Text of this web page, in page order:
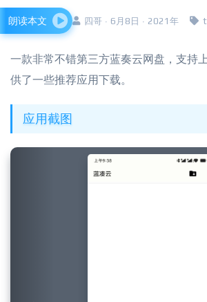
四哥 · 6月8日 · 2021年
朗读本文
一款非常不错第三方蓝奏云网盘，支持
供了一些推荐应用下载。
应用截图